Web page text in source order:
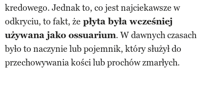
kredowego. Jednak to, co jest najciekawsze w
odkryciu, to fakt, że płyta była wcześniej
używana jako ossuarium. W dawnych czasach
było to naczynie lub pojemnik, który służył do
przechowywania kości lub prochów zmarłych.